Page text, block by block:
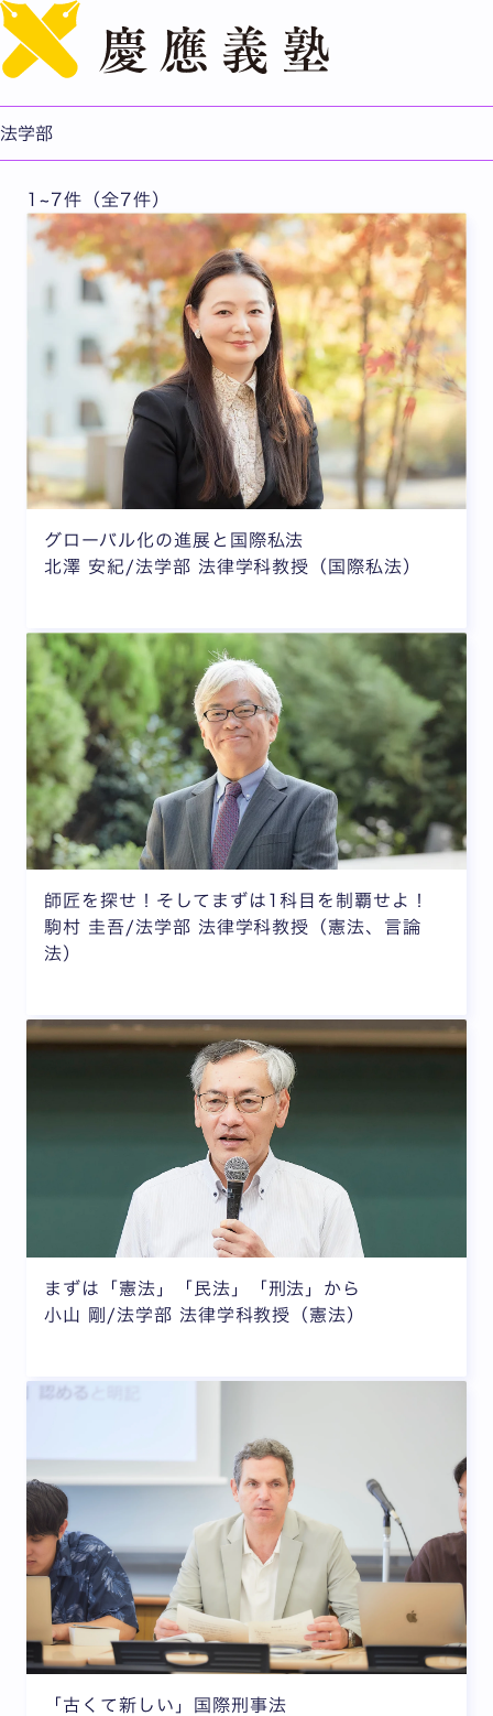
法学部
法律学科 授業ピックアップ
1~7件（全7件）
グローバル化の進展と国際私法
北澤 安紀/法学部 法律学科教授（国際私法）
師匠を探せ！そしてまずは1科目を制覇せよ！
駒村 圭吾/法学部 法律学科教授（憲法、言論
法）
まずは「憲法」「民法」「刑法」から
小山 剛/法学部 法律学科教授（憲法）
「古くて新しい」国際刑事法